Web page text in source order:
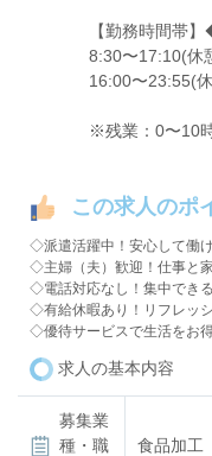
【勤務時間帯
8:30〜17:10(休
16:00〜23:55(
※残業：0〜10
この求人のポ
◇派遣活躍中！安心して働
◇主婦（夫）歓迎！仕事と
◇電話対応なし！集中でき
◇有給休暇あり！リフレッ
◇優待サービスで生活をお
求人の基本内容
募集業
種・職
食品加工